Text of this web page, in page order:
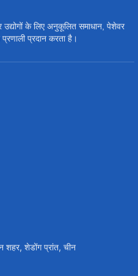
उद्योगों के लिए अनुकूलित समाधान, पेशेवर
प्रदान करता है।
शहर, शेडोंग प्रांत, चीन